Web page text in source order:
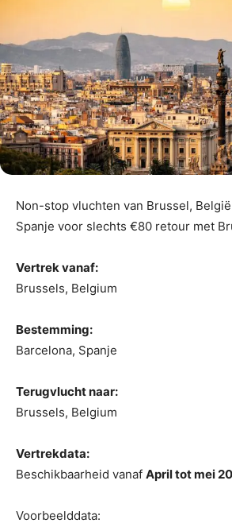
Non-stop vluchten van Brussel,
Spanje voor slechts €80 retour met
Vertrek vanaf:
Brussels, Belgium
Bestemming:
Barcelona, Spanje
Terugvlucht naar:
Brussels, Belgium
Vertrekdata:
Beschikbaarheid vanaf April tot mei
Voorbeelddata: